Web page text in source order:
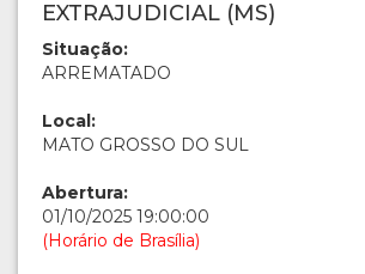
EXTRAJUDICIAL (MS)
Situação:
ARREMATADO
Local:
MATO GROSSO DO SUL
Abertura:
01/10/2025 19:00:00
(Horário de Brasília)